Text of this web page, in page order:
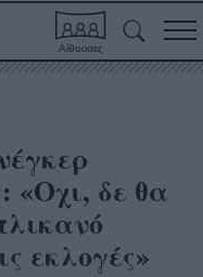
Αίθουσες
«Οχι, δε θα
εκλογές»